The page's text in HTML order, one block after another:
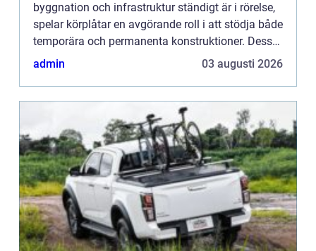
byggnation och infrastruktur ständigt är i rörelse,
spelar körplåtar en avgörande roll i att stödja både
temporära och permanenta konstruktioner. Dessa
robusta...
admin 03 augusti 2026